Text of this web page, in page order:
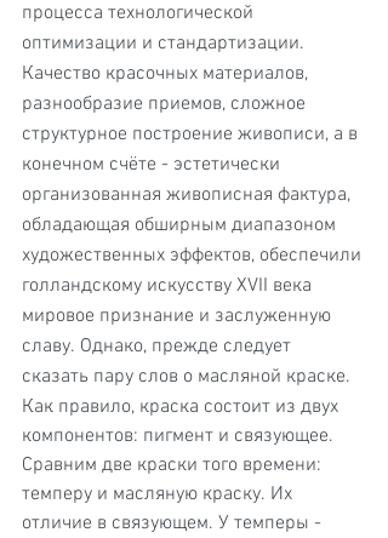
процесса технологической
оптимизации и стандартизации.
Качество красочных материалов,
разнообразие приемов, сложное
структурное построение живописи, а в
конечном счёте - эстетически
организованная живописная фактура,
обладающая обширным диапазоном
художественных эффектов, обеспечили
голландскому искусству XVII века
мировое признание и заслуженную
славу. Однако, прежде следует
сказать пару слов о масляной краске.
Как правило, краска состоит из двух
компонентов: пигмент и связующее.
Сравним две краски того времени:
темперу и масляную краску. Их
отличие в связующем. У темперы -